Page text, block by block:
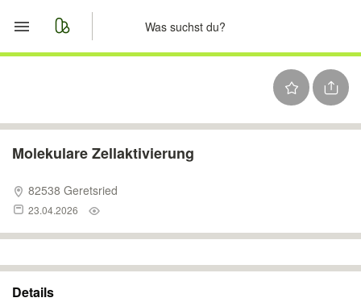
Nachrichten
Anzeige aufgeben
Molekulare Zellaktivierung
82538 Geretsried
23.04.2026
Details